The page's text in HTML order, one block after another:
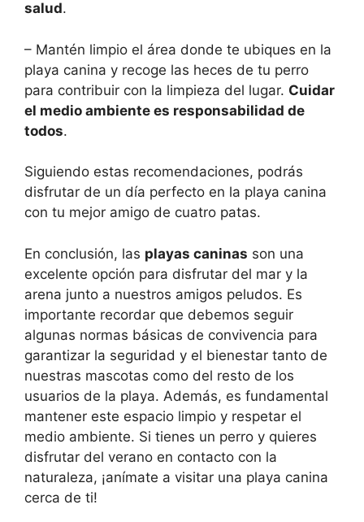
salud.
– Mantén limpio el área donde te ubiques en la
playa canina y recoge las heces de tu perro
para contribuir con la limpieza del lugar. Cuidar
el medio ambiente es responsabilidad de
todos.
Siguiendo estas recomendaciones, podrás
disfrutar de un día perfecto en la playa canina
con tu mejor amigo de cuatro patas.
En conclusión, las playas caninas son una
excelente opción para disfrutar del mar y la
arena junto a nuestros amigos peludos. Es
importante recordar que debemos seguir
algunas normas básicas de convivencia para
garantizar la seguridad y el bienestar tanto de
nuestras mascotas como del resto de los
usuarios de la playa. Además, es fundamental
mantener este espacio limpio y respetar el
medio ambiente. Si tienes un perro y quieres
disfrutar del verano en contacto con la
naturaleza, ¡anímate a visitar una playa canina
cerca de ti!